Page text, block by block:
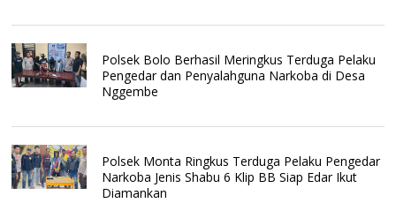
Polsek Bolo Berhasil Meringkus Terduga Pelaku
Pengedar dan Penyalahguna Narkoba di Desa
Nggembe
Polsek Monta Ringkus Terduga Pelaku Pengedar
Narkoba Jenis Shabu 6 Klip BB Siap Edar Ikut
Diamankan